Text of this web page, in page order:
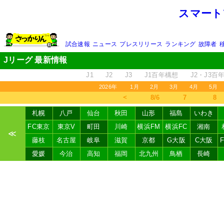
スマー
試合速報 ニュース プレスリリース ランキング 故障者
Jリーグ 最新情報
J1 J2 J3 J1百年構想 J2・J3百
2026年 1月 2月 3月 4月 5月
＜ 8/6 7 8
≪
札幌 八戸 仙台 秋田 山形 福島
いわき
FC東京
東京V 町田 川崎 横浜FM 横浜FC 湘南
藤枝
名古屋 岐阜 滋賀 京都 G大阪 C大阪
愛媛
今治 高知 福岡 北九州 鳥栖 長崎